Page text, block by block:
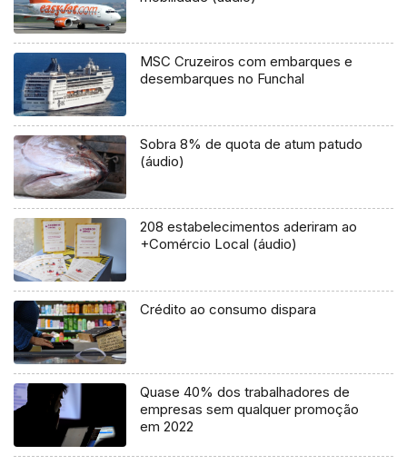
MSC Cruzeiros com embarques e
desembarques no Funchal
Sobra 8% de quota de atum patudo
(áudio)
208 estabelecimentos aderiram ao
+Comércio Local (áudio)
Crédito ao consumo dispara
Quase 40% dos trabalhadores de
empresas sem qualquer promoção
em 2022